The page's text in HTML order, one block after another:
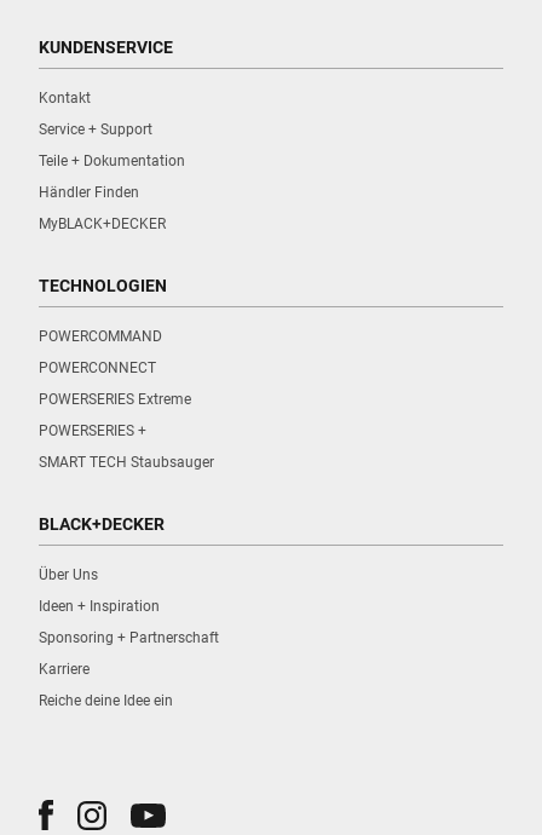
KUNDENSERVICE
Kontakt
Service + Support
Teile + Dokumentation
Händler Finden
MyBLACK+DECKER
TECHNOLOGIEN
POWERCOMMAND
POWERCONNECT
POWERSERIES Extreme
POWERSERIES +
SMART TECH Staubsauger
BLACK+DECKER
Über Uns
Ideen + Inspiration
Sponsoring + Partnerschaft
Karriere
Reiche deine Idee ein